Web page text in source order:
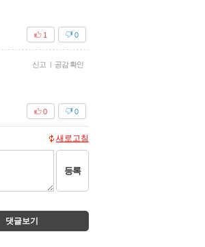
0
1
신고 | 공감 확인
0
0
새로고침
등록
댓글보기